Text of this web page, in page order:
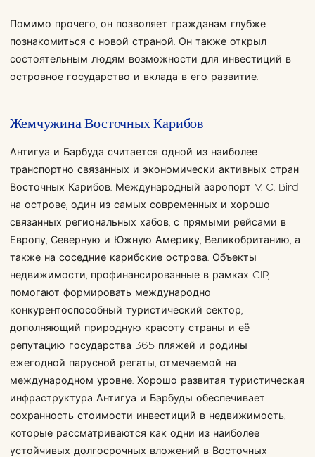
Помимо прочего, он позволяет гражданам глубже
познакомиться с новой страной. Он также открыл
состоятельным людям возможности для инвестиций в
островное государство и вклада в его развитие.
Жемчужина Восточных Карибов
Антигуа и Барбуда считается одной из наиболее
транспортно связанных и экономически активных стран
Восточных Карибов. Международный аэропорт V. C. Bird
на острове, один из самых современных и хорошо
связанных региональных хабов, с прямыми рейсами в
Европу, Северную и Южную Америку, Великобританию, а
также на соседние карибские острова. Объекты
недвижимости, профинансированные в рамках CIP,
помогают формировать международно
конкурентоспособный туристический сектор,
дополняющий природную красоту страны и её
репутацию государства 365 пляжей и родины
ежегодной парусной регаты, отмечаемой на
международном уровне. Хорошо развитая туристическая
инфраструктура Антигуа и Барбуды обеспечивает
сохранность стоимости инвестиций в недвижимость,
которые рассматриваются как одни из наиболее
устойчивых долгосрочных вложений в Восточных